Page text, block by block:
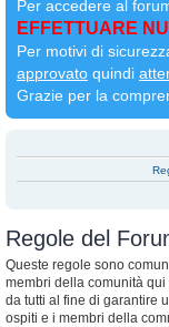
Per accedere al
EFFETTUARE
Per motivi di
approvato quindi
Grazie per la
Regole del
Queste regole sono
membri della comunità
da tutti al fine di garantire
ospiti e i membri della